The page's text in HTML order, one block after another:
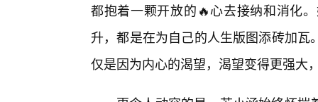
都抱着一颗开放的🔥心去接纳和消化
升，都是在为自己的人生版图添砖加
仅是因为内心的渴望，渴望变得更强大